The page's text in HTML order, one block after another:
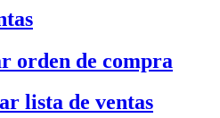
orden de compra
lista de ventas